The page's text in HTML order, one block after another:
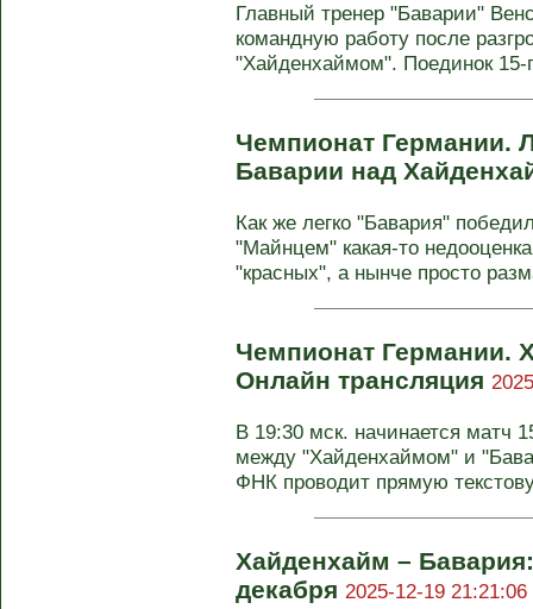
Главный тренер "Баварии"
командную работу после
"Хайденхаймом". Поединок 15-
Чемпионат Германии.
Баварии над
Как же легко "Бавария"
"Майнцем" какая-то
"красных", а нынче просто
Чемпионат Германии.
Онлайн трансляция
В 19:30 мск. начинается матч
между "Хайденхаймом" и
ФНК проводит прямую
Хайденхайм –
декабря 2025-12-19 21:21:06